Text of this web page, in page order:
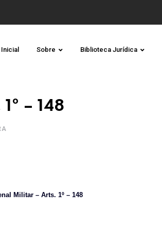
Sobre Biblioteca Jurídica
– 148
Militar – Arts. 1º – 148